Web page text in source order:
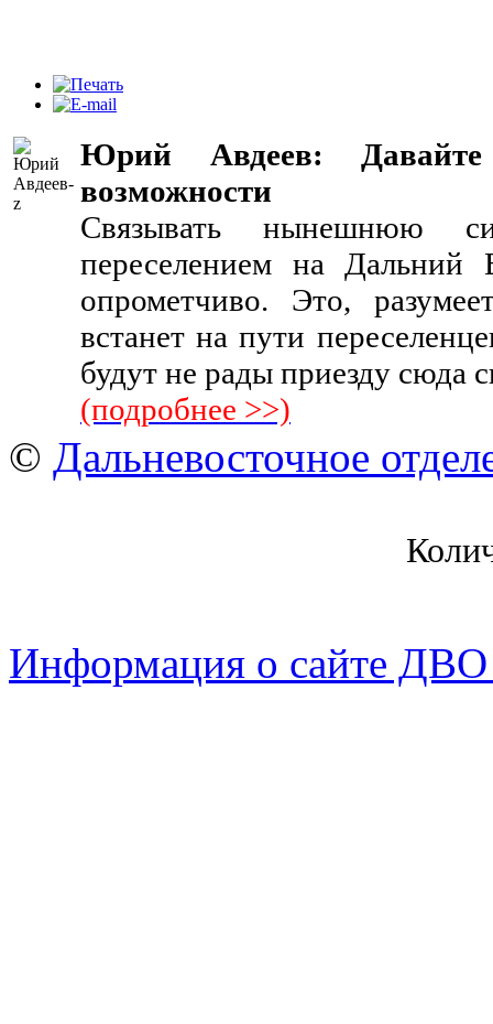
Юрий Авдеев:
возможности
Связывать нынешнюю
переселением на Дальний
опрометчиво. Это,
встанет на пути
будут не рады приезду сюда
(подробнее >>)
© Дальневосточное
Информация о сайте